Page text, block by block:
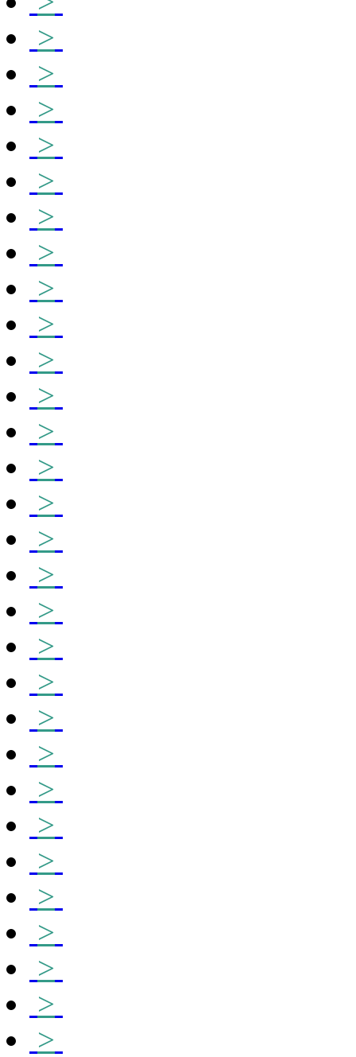
>
>
>
>
>
>
>
>
>
>
>
>
>
>
>
>
>
>
>
>
>
>
>
>
>
>
>
>
>